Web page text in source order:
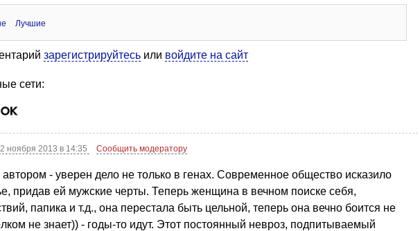
Лучшие
зарегистрируйтесь или войдите на сайт
сети:
ноября 2013 в 14:35 Сообщить модератору
- уверен дело не только в генах. Современное общество исказило
придав ей мужские черты. Теперь женщина в вечном поиске себя,
папика и т.д., она перестала быть цельной, теперь она вечно боится не
не знает)) - годы-то идут. Этот постоянный невроз, подпитываемый